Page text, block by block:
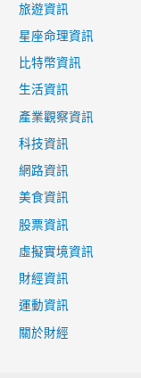
旅遊資訊
星座命理資訊
比特幣資訊
生活資訊
產業觀察資訊
科技資訊
網路資訊
美食資訊
股票資訊
虛擬實境資訊
財經資訊
運動資訊
關於財經